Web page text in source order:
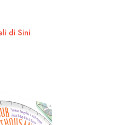
di Sini